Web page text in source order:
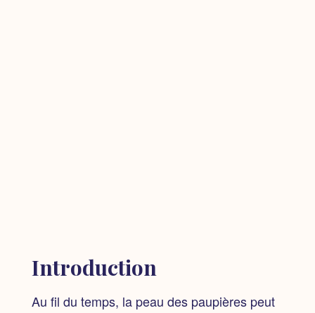
Introduction
Au fil du temps, la peau des paupières peut